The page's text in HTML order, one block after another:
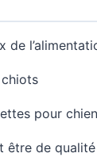
pour
de